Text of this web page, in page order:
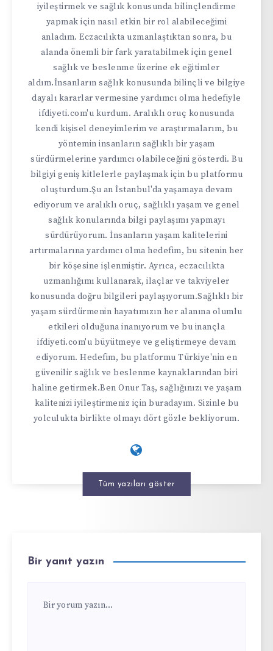
iyileştirmek ve sağlık konusunda bilinçlendirme
yapmak için nasıl etkin bir rol alabileceğimi
anladım. Eczacılıkta uzmanlaştıktan sonra, bu
alanda önemli bir fark yaratabilmek için genel
sağlık ve beslenme üzerine ek eğitimler
aldım.İnsanların sağlık konusunda bilinçli ve bilgiye
dayalı kararlar vermesine yardımcı olma hedefiyle
ifdiyeti.com'u kurdum. Aralıklı oruç konusunda
kendi kişisel deneyimlerim ve araştırmalarım, bu
yöntemin insanların sağlıklı bir yaşam
sürdürmelerine yardımcı olabileceğini gösterdi. Bu
bilgiyi geniş kitlelerle paylaşmak için bu platformu
oluşturdum.Şu an İstanbul'da yaşamaya devam
ediyorum ve aralıklı oruç, sağlıklı yaşam ve genel
sağlık konularında bilgi paylaşımı yapmayı
sürdürüyorum. İnsanların yaşam kalitelerini
artırmalarına yardımcı olma hedefim, bu sitenin her
bir köşesine işlenmiştir. Ayrıca, eczacılıkta
uzmanlığımı kullanarak, ilaçlar ve takviyeler
konusunda doğru bilgileri paylaşıyorum.Sağlıklı bir
yaşam sürdürmenin hayatımızın her alanına olumlu
etkileri olduğuna inanıyorum ve bu inançla
ifdiyeti.com'u büyütmeye ve geliştirmeye devam
ediyorum. Hedefim, bu platformu Türkiye'nin en
güvenilir sağlık ve beslenme kaynaklarından biri
haline getirmek.Ben Onur Taş, sağlığınızı ve yaşam
kalitenizi iyileştirmeniz için buradayım. Sizinle bu
yolculukta birlikte olmayı dört gözle bekliyorum.
Tüm yazıları göster
Bir yanıt yazın